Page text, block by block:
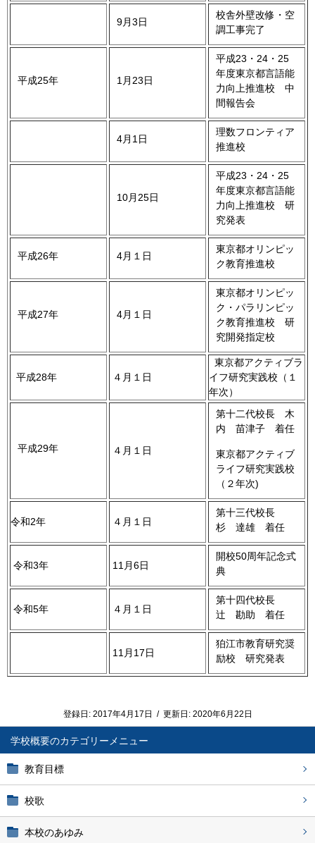
学校概要
教育目標
校歌
本校のあゆみ
9月3日
校舎外壁改修・空
調工事完了
平成25年 1月23日
平成23・24・25
年度東京都言語能
力向上推進校 中
間報告会
4月1日
理数フロンティア
推進校
10月25日
平成23・24・25
年度東京都言語能
力向上推進校 研
究発表
平成26年 4月１日
東京都オリンピッ
ク教育推進校
平成27年 4月１日
東京都オリンピッ
ク・パラリンピッ
ク教育推進校 研
究開発指定校
平成28年 ４月１日
東京都アクティブラ
イフ研究実践校（１
年次）
平成29年 ４月１日
第十二代校長 木
内 苗津子 着任
東京都アクティブ
ライフ研究実践校
（２年次)
令和2年 ４月１日
第十三代校長
杉 達雄 着任
令和3年 11月6日
開校50周年記念式
典
令和5年 ４月１日
第十四代校長
辻 勘助 着任
11月17日
狛江市教育研究奨
励校 研究発表
登録日: 2017年4月17日 / 更新日: 2020年6月22日